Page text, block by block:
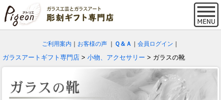
ご利用案内 お客様の声 Ｑ＆Ａ 会員ログイン
ガラスアートギフト専門店 > 小物、アクセサリー > ガラスの靴